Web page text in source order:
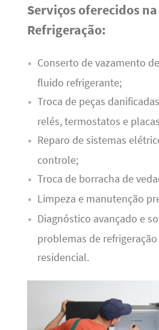
Serviços oferecidos
Refrigeração:
Conserto de vazamento
fluido refrigerante;
Troca de peças
relés, termostatos e
Reparo de sistemas
controle;
Troca de borracha de
Limpeza e manutenção
Diagnóstico avançado e
problemas de
residencial.